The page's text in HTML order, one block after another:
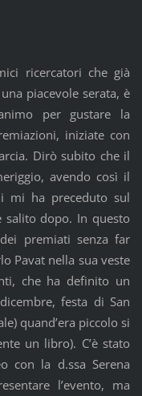
ricercatori che già
piacevole serata, è
per gustare la
iniziate con
Dirò subito che il
avendo così il
mi ha preceduto sul
salito dopo. In questo
premiati senza far
Pavat nella sua veste
che ha definito un
festa di San
quand’era piccolo si
un libro). C’è stato
con la d.ssa Serena
l’evento, ma